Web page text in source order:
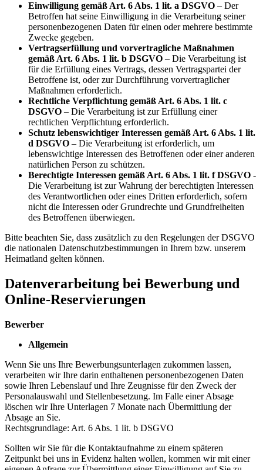
Einwilligung gemäß Art. 6 Abs. 1 lit. a DSGVO – Der
Betroffen hat seine Einwilligung in die Verarbeitung seiner
personenbezogenen Daten für einen oder mehrere bestimmte
Zwecke gegeben.
Vertragserfüllung und vorvertragliche Maßnahmen
gemäß Art. 6 Abs. 1 lit. b DSGVO – Die Verarbeitung ist
für die Erfüllung eines Vertrags, dessen Vertragspartei der
Betroffene ist, oder zur Durchführung vorvertraglicher
Maßnahmen erforderlich.
Rechtliche Verpflichtung gemäß Art. 6 Abs. 1 lit. c
DSGVO – Die Verarbeitung ist zur Erfüllung einer
rechtlichen Verpflichtung erforderlich.
Schutz lebenswichtiger Interessen gemäß Art. 6 Abs. 1 lit.
d DSGVO – Die Verarbeitung ist erforderlich, um
lebenswichtige Interessen des Betroffenen oder einer anderen
natürlichen Person zu schützen.
Berechtigte Interessen gemäß Art. 6 Abs. 1 lit. f DSGVO -
Die Verarbeitung ist zur Wahrung der berechtigten Interessen
des Verantwortlichen oder eines Dritten erforderlich, sofern
nicht die Interessen oder Grundrechte und Grundfreiheiten
des Betroffenen überwiegen.
Bitte beachten Sie, dass zusätzlich zu den Regelungen der DSGVO
die nationalen Datenschutzbestimmungen in Ihrem bzw. unserem
Heimatland gelten können.
Datenverarbeitung bei Bewerbung und
Online-Reservierungen
Bewerber
Allgemein
Wenn Sie uns Ihre Bewerbungsunterlagen zukommen lassen,
verarbeiten wir Ihre darin enthaltenen personenbezogenen Daten
sowie Ihren Lebenslauf und Ihre Zeugnisse für den Zweck der
Personalauswahl und Stellenbesetzung. Im Falle einer Absage
löschen wir Ihre Unterlagen 7 Monate nach Übermittlung der
Absage an Sie.
Rechtsgrundlage: Art. 6 Abs. 1 lit. b DSGVO
Sollten wir Sie für die Kontaktaufnahme zu einem späteren
Zeitpunkt bei uns in Evidenz halten wollen, kommen wir mit einer